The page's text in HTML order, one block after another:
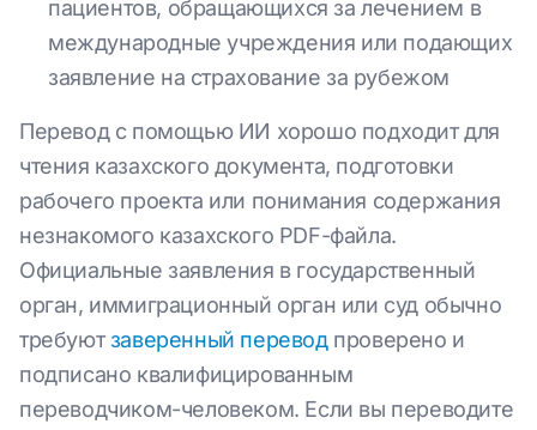
пациентов, обращающихся за лечением в
международные учреждения или подающих
заявление на страхование за рубежом
Перевод с помощью ИИ хорошо подходит для
чтения казахского документа, подготовки
рабочего проекта или понимания содержания
незнакомого казахского PDF-файла.
Официальные заявления в государственный
орган, иммиграционный орган или суд обычно
требуютзаверенный переводпроверено и
подписано квалифицированным
переводчиком-человеком. Если вы переводите